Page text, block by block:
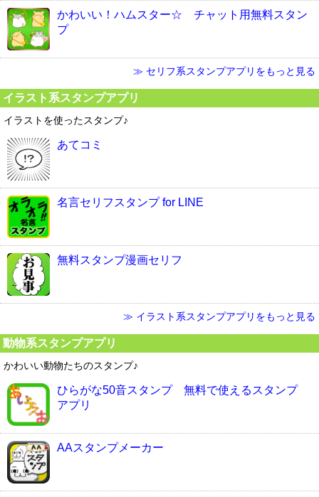
かわいい！ハムスター☆ チャット用無料スタン
プ
≫ セリフ系スタンプアプリをもっと見る
イラスト系スタンプアプリ
イラストを使ったスタンプ♪
あてコミ
名言セリフスタンプ for LINE
無料スタンプ漫画セリフ
≫ イラスト系スタンプアプリをもっと見る
動物系スタンプアプリ
かわいい動物たちのスタンプ♪
ひらがな50音スタンプ 無料で使えるスタンプ
アプリ
AAスタンプメーカー